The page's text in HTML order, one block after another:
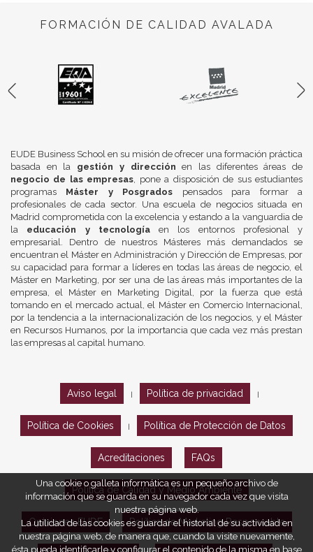
FORMACIÓN DE CALIDAD AVALADA
EUDE Business School en su misión de ofrecer una formación práctica
basada en la gestión y dirección en las diferentes áreas de
negocio de las empresas , pone a disposición de sus estudiantes
programas Máster y Posgrados pensados para formar a
profesionales de cada sector. Una escuela de negocios situada en
Madrid comprometida con la excelencia y estando a la vanguardia de
la educación y tecnologíaen los entornos profesional y
empresarial. Dentro de nuestros Másteres más demandados se
encuentran el Máster en Administración y Dirección de Empresas, por
su capacidad para formar a líderes en todas las áreas de negocio, el
Máster en Marketing, por ser una de las áreas más importantes de la
empresa, el Máster en Marketing Digital, por la fuerza que está
tomando en el mercado actual, el Máster en Comercio Internacional,
por la tendencia a la internacionalización de los negocios, y el Máster
en Recursos Humanos, por la importancia que cada vez más prestan
las empresas al capital humano.
Aviso legal Política de privacidad
Política de Cookies Política de Protección de Datos
Acreditaciones FAQs
Política de Calidad y Medio Ambiente
Opiniones EUDE Política de Marketing Responsable
Una cookie o galleta informática es un pequeño archivo de
información que se guarda en su navegador cada vez que visita
nuestra página web.
La utilidad de las cookies es guardar el historial de su actividad en
nuestra página web, de manera que, cuando la visite nuevamente,
ésta pueda identificarle y configurar el contenido de la misma en base